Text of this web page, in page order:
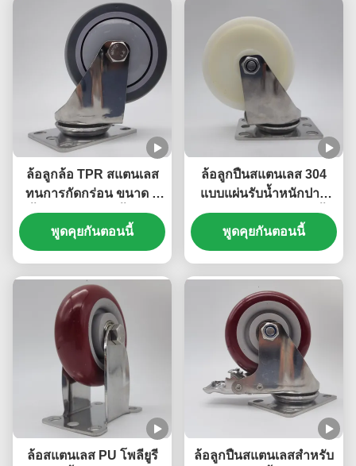
ล้อลูกล้อ TPR สแตนเลส
ทนการกัดกร่อน ขนาด 4
นิ้ว ล้อรถเข็น รับน้ำหนัก
ปานกลาง สำหรับอุปกรณ์
ทางการแพทย์ รถเข็นใน
พูดคุยกันตอนนี้
ล้อลูกปืนสแตนเลส 304
แบบแผ่นรับน้ำหนักปาน
กลาง ล้อลูกปืนเดี่ยว 3 นิ้ว
ล้อไนลอนหมุนได้แบบล็อค
ได้สำหรับรถเข็น
พูดคุยกันตอนนี้
ล้อสแตนเลส PU โพลียูรี
ล้อลูกปืนสแตนเลสสำหรับ